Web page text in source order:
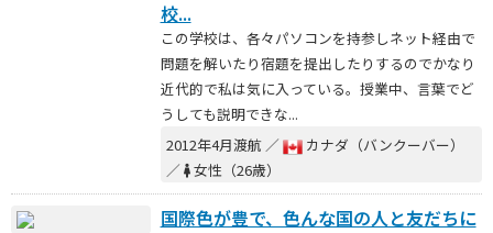
校...
この学校は、各々パソコンを持参しネット経由で
問題を解いたり宿題を提出したりするのでかなり
近代的で私は気に入っている。授業中、言葉でど
うしても説明できな...
2012年4月渡航 ／
カナダ（バンクーバー）
／ 女性（26歳）
国際色が豊で、色んな国の人と友だちに